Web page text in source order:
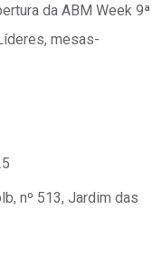
da ABM Week 9ª
mesas-
nº 513, Jardim das